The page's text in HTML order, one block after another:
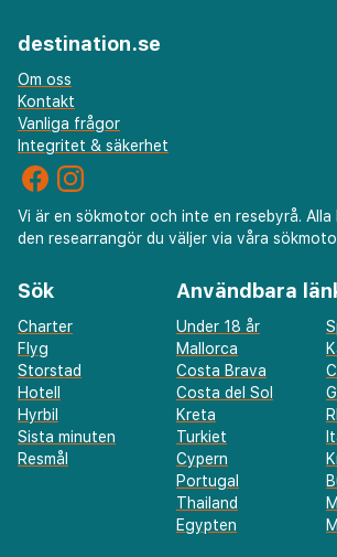
destination.se
Om oss
Kontakt
Vanliga frågor
Integritet & säkerhet
Vi är en sökmotor och inte en resebyrå.
den researrangör du väljer via våra
Sök
Charter
Flyg
Storstad
Hotell
Hyrbil
Sista minuten
Resmål
Användbara
Under 18 år
Mallorca
Costa Brava
Costa del Sol
Kreta
Turkiet
Cypern
Portugal
Thailand
Egypten